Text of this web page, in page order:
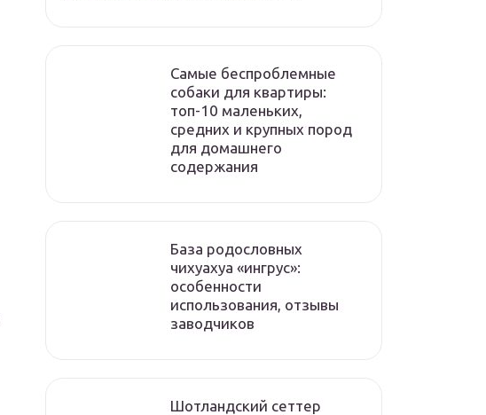
Самые беспроблемные
собаки для квартиры:
топ-10 маленьких,
средних и крупных пород
для домашнего
содержания
База родословных
чихуахуа «ингрус»:
особенности
использования, отзывы
заводчиков
Шотландский сеттер